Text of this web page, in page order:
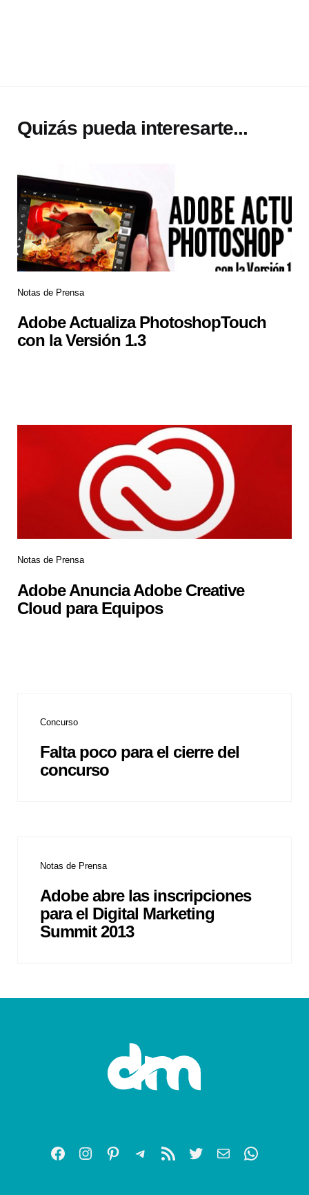
Quizás pueda interesarte...
Notas de Prensa
Adobe Actualiza PhotoshopTouch
con la Versión 1.3
Notas de Prensa
Adobe Anuncia Adobe Creative
Cloud para Equipos
Concurso
Falta poco para el cierre del
concurso
Notas de Prensa
Adobe abre las inscripciones
para el Digital Marketing
Summit 2013